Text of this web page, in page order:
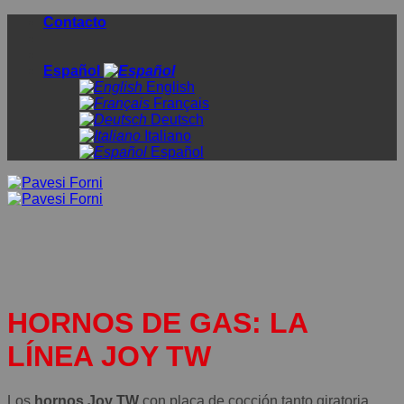
SaltarContacto
Español
English
Français
Deutsch
Italiano
Español
HORNOS DE GAS: LA
LÍNEA JOY TW
Los hornos Joy TW con placa de cocción tanto giratoria